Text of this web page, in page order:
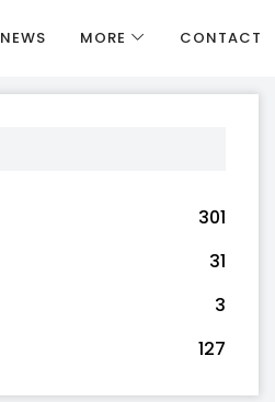
NEWS MORE CONTACT
301
31
3
127